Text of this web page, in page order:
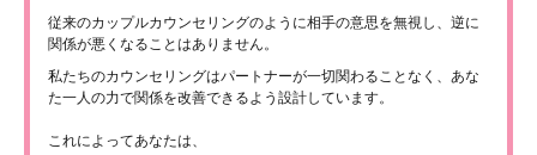
従来のカップルカウンセリングのように相手の意思を無視し、逆に
関係が悪くなることはありません。
私たちのカウンセリングはパートナーが一切関わることなく、あな
た一人の力で関係を改善できるよう設計しています。
これによってあなたは、